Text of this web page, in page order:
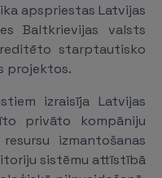
apspriestas Latvijas
Baltkrievijas valsts
starptautisko
projektos.
izraisīja Latvijas
privāto kompāniju
izmantošanas
sistēmu attīstībā